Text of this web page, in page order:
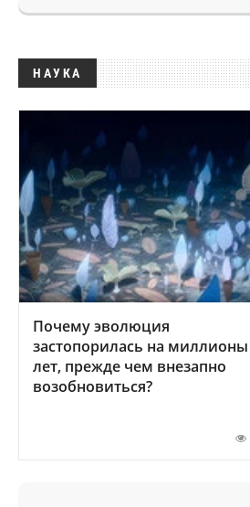
НАУКА
Почему эволюция
застопорилась на миллионы
лет, прежде чем внезапно
возобновиться?